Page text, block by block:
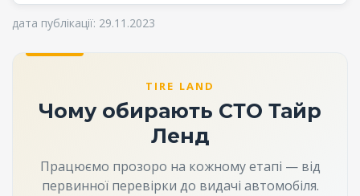
дата публікації: 29.11.2023
TIRE LAND
Чому обирають СТО Тайр
Ленд
Працюємо прозоро на кожному етапі — від
первинної перевірки до видачі автомобіля.